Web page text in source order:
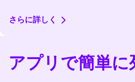
さらに詳しく
アプリで簡単に